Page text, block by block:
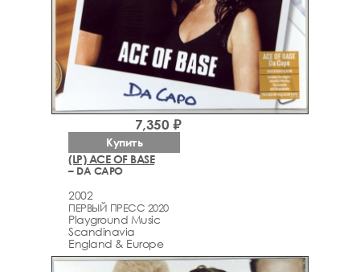
(LP) ACE OF BASE
– DA CAPO
2002
ПЕРВЫЙ ПРЕСС 2020
Playground Music
Scandinavia
England & Europe
7,350 ₽
Купить